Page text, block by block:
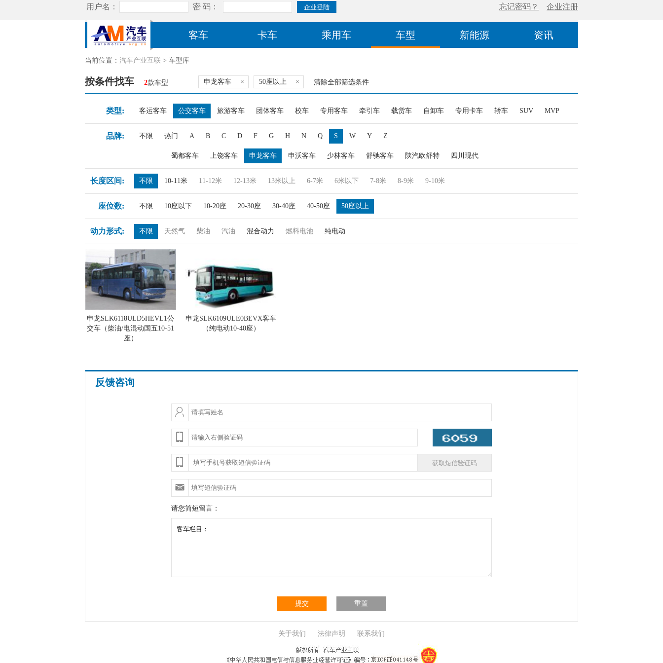
客车 卡车 乘用车 车型 新能源 资讯
当前位置： 汽车产业互联 > 车型库
按条件找车 2款车型 申龙客车 × 50座以上 × 清除全部筛选条件
类型: 客运客车 公交客车 旅游客车 团体客车 校车 专用客车 牵引车 载货车 自卸车 专用卡车 轿车 SUV MVP
品牌: 不限 热门 A B C D F G H N Q S W Y Z
蜀都客车 上饶客车 申龙客车 申沃客车 少林客车 舒驰客车 陕汽欧舒特 四川现代
长度区间: 不限 10-11米 11-12米 12-13米 13米以上 6-7米 6米以下 7-8米 8-9米 9-10米
座位数: 不限 10座以下 10-20座 20-30座 30-40座 40-50座 50座以上
动力形式: 不限 天然气 柴油 汽油 混合动力 燃料电池 纯电动
申龙SLK6118ULD5HEVL1公
交车（柴油/电混动国五10-51
座）
申龙SLK6109ULE0BEVX客车
（纯电动10-40座）
反馈咨询
请您简短留言：
提交 重置
关于我们 法律声明 联系我们